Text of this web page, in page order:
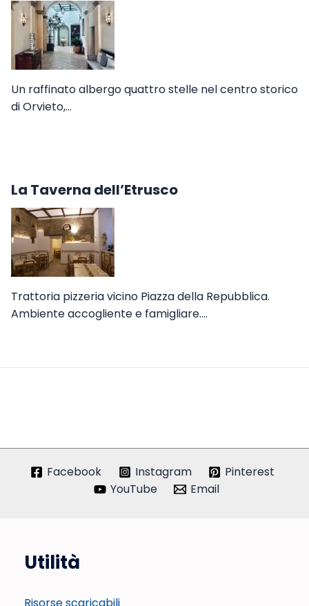
Un raffinato albergo quattro stelle nel centro storico
di Orvieto,…
La Taverna dell’Etrusco
Trattoria pizzeria vicino Piazza della Repubblica.
Ambiente accogliente e famigliare.…
Facebook Instagram
Pinterest
YouTube
Email
Utilità